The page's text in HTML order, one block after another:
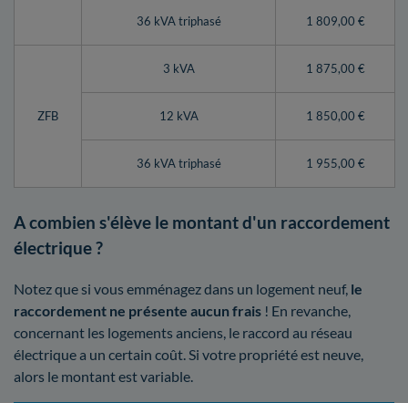
36 kVA triphasé 1 809,00 €
ZFB
3 kVA 1 875,00 €
12 kVA 1 850,00 €
36 kVA triphasé 1 955,00 €
A combien s'élève le montant d'un raccordement
électrique ?
Notez que si vous emménagez dans un logement neuf, le
raccordement ne présente aucun frais ! En revanche,
concernant les logements anciens, le raccord au réseau
électrique a un certain coût. Si votre propriété est neuve,
alors le montant est variable.